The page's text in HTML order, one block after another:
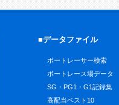
■データファイル
ボートレーサー検索
ボートレース場データ
SG・PG1・G1記録集
高配当ベスト10